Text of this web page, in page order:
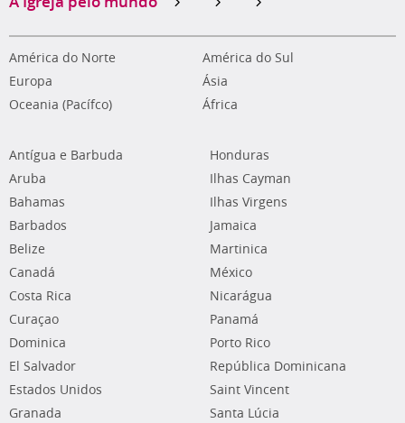
América do Norte
América do Sul
Europa
Ásia
Oceania (Pacífco)
África
Antígua e Barbuda
Aruba
Bahamas
Barbados
Belize
Canadá
Costa Rica
Curaçao
Dominica
El Salvador
Estados Unidos
Granada
Honduras
Ilhas Cayman
Ilhas Virgens
Jamaica
Martinica
México
Nicarágua
Panamá
Porto Rico
República Dominicana
Saint Vincent
Santa Lúcia